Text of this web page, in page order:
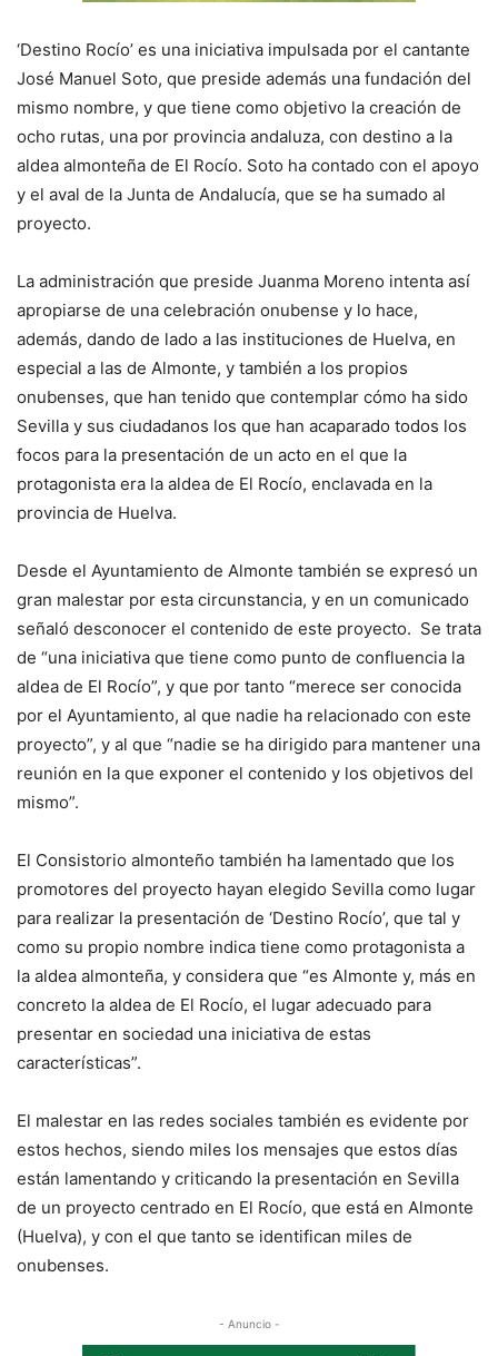
‘Destino Rocío’ es una iniciativa impulsada por el cantante
José Manuel Soto, que preside además una fundación del
mismo nombre, y que tiene como objetivo la creación de
ocho rutas, una por provincia andaluza, con destino a la
aldea almonteña de El Rocío. Soto ha contado con el apoyo
y el aval de la Junta de Andalucía, que se ha sumado al
proyecto.
La administración que preside Juanma Moreno intenta así
apropiarse de una celebración onubense y lo hace,
además, dando de lado a las instituciones de Huelva, en
especial a las de Almonte, y también a los propios
onubenses, que han tenido que contemplar cómo ha sido
Sevilla y sus ciudadanos los que han acaparado todos los
focos para la presentación de un acto en el que la
protagonista era la aldea de El Rocío, enclavada en la
provincia de Huelva.
Desde el Ayuntamiento de Almonte también se expresó un
gran malestar por esta circunstancia, y en un comunicado
señaló desconocer el contenido de este proyecto. Se trata
de “una iniciativa que tiene como punto de confluencia la
aldea de El Rocío”, y que por tanto “merece ser conocida
por el Ayuntamiento, al que nadie ha relacionado con este
proyecto”, y al que “nadie se ha dirigido para mantener una
reunión en la que exponer el contenido y los objetivos del
mismo”.
El Consistorio almonteño también ha lamentado que los
promotores del proyecto hayan elegido Sevilla como lugar
para realizar la presentación de ‘Destino Rocío’, que tal y
como su propio nombre indica tiene como protagonista a
la aldea almonteña, y considera que “es Almonte y, más en
concreto la aldea de El Rocío, el lugar adecuado para
presentar en sociedad una iniciativa de estas
características”.
El malestar en las redes sociales también es evidente por
estos hechos, siendo miles los mensajes que estos días
están lamentando y criticando la presentación en Sevilla
de un proyecto centrado en El Rocío, que está en Almonte
(Huelva), y con el que tanto se identifican miles de
onubenses.
- Anuncio -